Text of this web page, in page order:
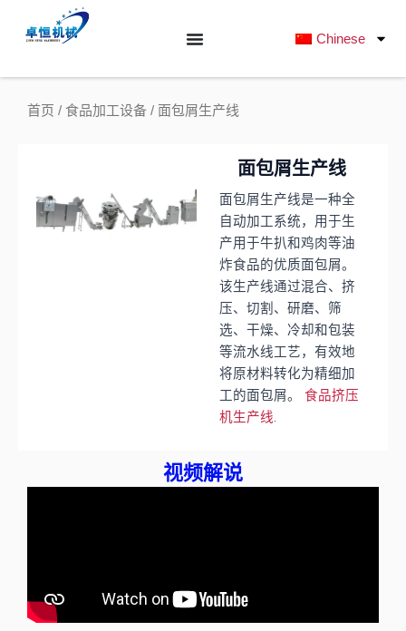
容
Chinese
首页 / 食品加工设备 / 面包屑生产线
面包屑生产线
面包屑生产线是一种全
自动加工系统，用于生
产用于牛扒和鸡肉等油
炸食品的优质面包屑。
该生产线通过混合、挤
压、切割、研磨、筛
选、干燥、冷却和包装
等流水线工艺，有效地
将原材料转化为精细加
工的面包屑。 食品挤压
机生产线.
视频解说